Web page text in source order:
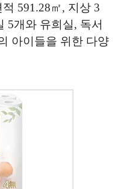
591.28㎡, 지상 3
5개와 유희실, 독서
아이들을 위한 다양